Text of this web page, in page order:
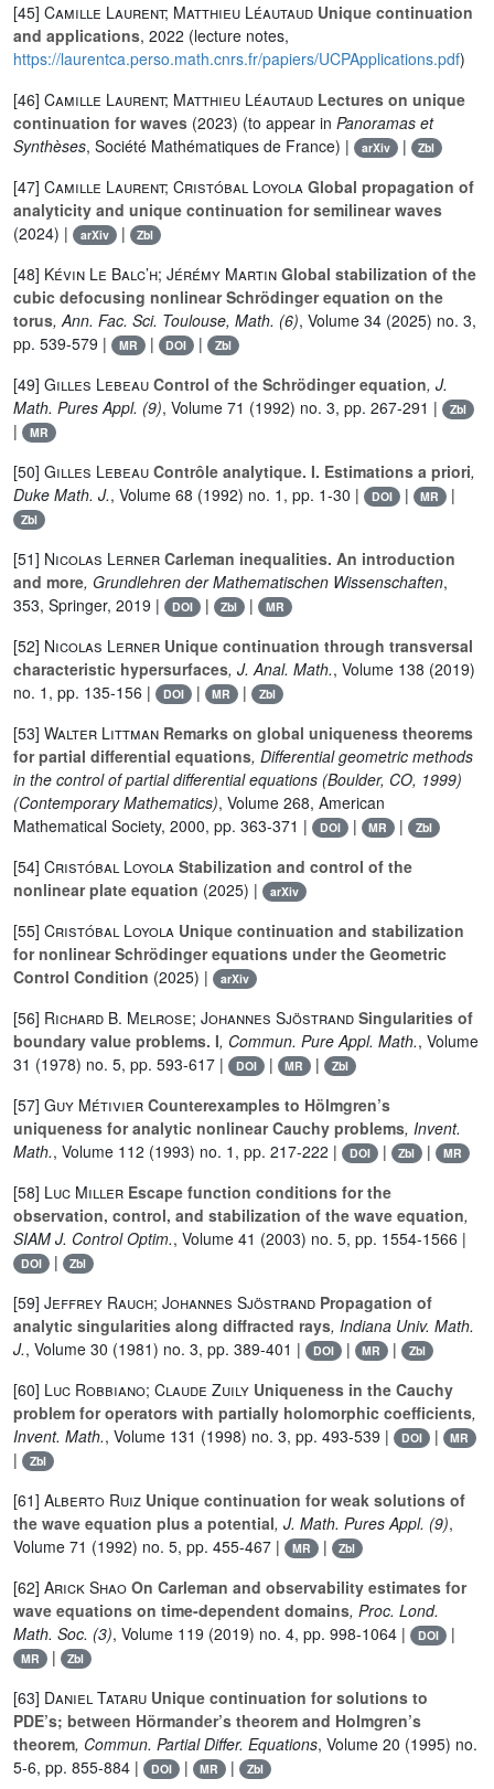
[45] Camille Laurent; Matthieu Léautaud Unique continuation
and applications, 2022 (lecture notes,
https://laurentca.perso.math.cnrs.fr/papiers/UCPApplications.pdf)
[46] Camille Laurent; Matthieu Léautaud Lectures on unique
continuation for waves (2023) (to appear in Panoramas et
Synthèses, Société Mathématiques de France) | arXiv | Zbl
[47] Camille Laurent; Cristóbal Loyola Global propagation of
analyticity and unique continuation for semilinear waves
(2024) |
arXiv | Zbl
[48] Kévin Le Balc’h; Jérémy Martin Global stabilization of the
cubic defocusing nonlinear Schrödinger equation on the
torus, Ann. Fac. Sci. Toulouse, Math. (6), Volume 34 (2025) no. 3,
pp. 539-579 |
MR | DOI | Zbl
[49] Gilles Lebeau Control of the Schrödinger equation, J.
Math. Pures Appl. (9), Volume 71 (1992) no. 3, pp. 267-291 | Zbl
| MR
[50] Gilles Lebeau Contrôle analytique. I. Estimations a priori,
Duke Math. J., Volume 68 (1992) no. 1, pp. 1-30 | DOI | MR |
Zbl
[51] Nicolas Lerner Carleman inequalities. An introduction
and more, Grundlehren der Mathematischen Wissenschaften,
353, Springer, 2019 | DOI | Zbl | MR
[52] Nicolas Lerner Unique continuation through transversal
characteristic hypersurfaces, J. Anal. Math., Volume 138 (2019)
no. 1, pp. 135-156 |
DOI | MR | Zbl
[53] Walter Littman Remarks on global uniqueness theorems
for partial differential equations, Differential geometric methods
in the control of partial differential equations (Boulder, CO, 1999)
(Contemporary Mathematics), Volume 268, American
Mathematical Society, 2000, pp. 363-371 |
DOI | MR | Zbl
[54] Cristóbal Loyola Stabilization and control of the
nonlinear plate equation (2025) | arXiv
[55] Cristóbal Loyola Unique continuation and stabilization
for nonlinear Schrödinger equations under the Geometric
Control Condition (2025) | arXiv
[56] Richard B. Melrose; Johannes Sjöstrand Singularities of
boundary value problems. I, Commun. Pure Appl. Math., Volume
31 (1978) no. 5, pp. 593-617 | DOI | MR | Zbl
[57] Guy Métivier Counterexamples to Hölmgren’s
uniqueness for analytic nonlinear Cauchy problems, Invent.
Math., Volume 112 (1993) no. 1, pp. 217-222 | DOI | Zbl | MR
[58] Luc Miller Escape function conditions for the
observation, control, and stabilization of the wave equation,
SIAM J. Control Optim., Volume 41 (2003) no. 5, pp. 1554-1566 |
DOI | Zbl
[59] Jeffrey Rauch; Johannes Sjöstrand Propagation of
analytic singularities along diffracted rays, Indiana Univ. Math.
J., Volume 30 (1981) no. 3, pp. 389-401 | DOI | MR | Zbl
[60] Luc Robbiano; Claude Zuily Uniqueness in the Cauchy
problem for operators with partially holomorphic coefficients,
Invent. Math., Volume 131 (1998) no. 3, pp. 493-539 | DOI | MR
| Zbl
[61] Alberto Ruiz Unique continuation for weak solutions of
the wave equation plus a potential, J. Math. Pures Appl. (9),
Volume 71 (1992) no. 5, pp. 455-467 | MR | Zbl
[62] Arick Shao On Carleman and observability estimates for
wave equations on time-dependent domains, Proc. Lond.
Math. Soc. (3), Volume 119 (2019) no. 4, pp. 998-1064 | DOI |
MR | Zbl
[63] Daniel Tataru Unique continuation for solutions to
PDE’s; between Hörmander’s theorem and Holmgren’s
theorem, Commun. Partial Differ. Equations, Volume 20 (1995) no.
5-6, pp. 855-884 |
DOI | MR | Zbl